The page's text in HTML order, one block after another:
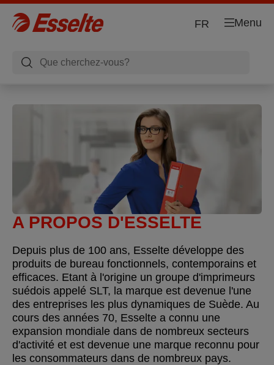
Menu
FR
A PROPOS D'ESSELTE
Depuis plus de 100 ans, Esselte développe des
produits de bureau fonctionnels, contemporains et
efficaces. Etant à l'origine un groupe d'imprimeurs
suédois appelé SLT, la marque est devenue l'une
des entreprises les plus dynamiques de Suède. Au
cours des années 70, Esselte a connu une
expansion mondiale dans de nombreux secteurs
d'activité et est devenue une marque reconnu pour
les consommateurs dans de nombreux pays.